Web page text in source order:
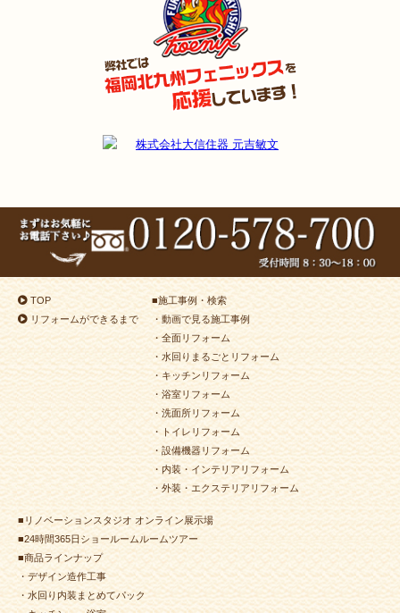
TOP
リフォームができるまで
■施工事例・検索
・動画で見る施工事例
・全面リフォーム
・水回りまるごとリフォーム
・キッチンリフォーム
・浴室リフォーム
・洗面所リフォーム
・トイレリフォーム
・設備機器リフォーム
・内装・インテリアリフォーム
・外装・エクステリアリフォーム
■リノベーションスタジオ オンライン展示場
■24時間365日ショールームルームツアー
■商品ラインナップ
・デザイン造作工事
・水回り内装まとめてパック